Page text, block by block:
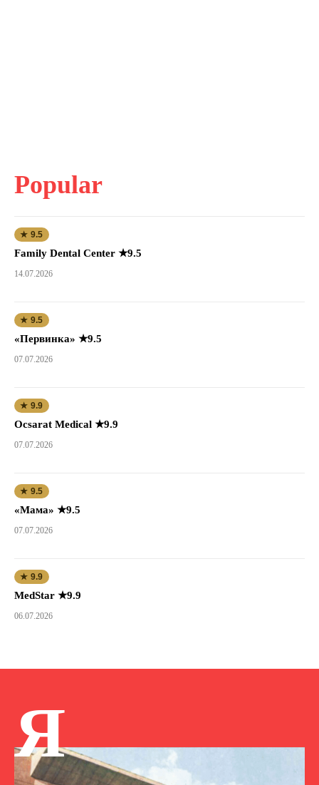
Popular
★ 9.5
Family Dental Center ★9.5
14.07.2026
★ 9.5
«Первинка» ★9.5
07.07.2026
★ 9.9
Ocsarat Medical ★9.9
07.07.2026
★ 9.5
«Мама» ★9.5
07.07.2026
★ 9.9
MedStar ★9.9
06.07.2026
Я